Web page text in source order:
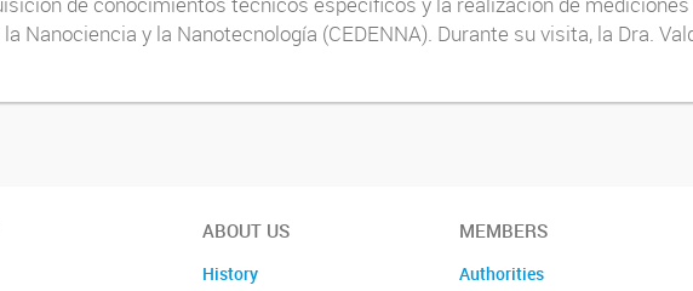
Nanociencia y la Nanotecnología (CEDENNA). Durante su visita, la Dra.
ABOUT US
History
MEMBERS
Authorities